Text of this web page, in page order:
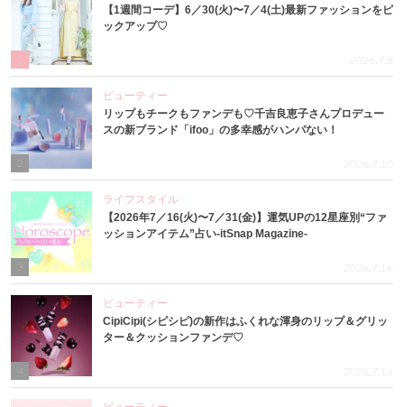
【1週間コーデ】6／30(火)〜7／4(土)最新ファッションをピ
ックアップ♡
2026.7.8
ビューティー
リップもチークもファンデも♡千吉良恵子さんプロデュー
スの新ブランド「ifoo」の多幸感がハンパない！
2026.7.10
3
ライフスタイル
【2026年7／16(火)〜7／31(金)】運気UPの12星座別“ファ
ッションアイテム”占い-itSnap Magazine-
2026.7.16
4
ビューティー
CipiCipi(シピシピ)の新作はふくれな渾身のリップ＆グリッ
ター＆クッションファンデ♡
2026.7.14